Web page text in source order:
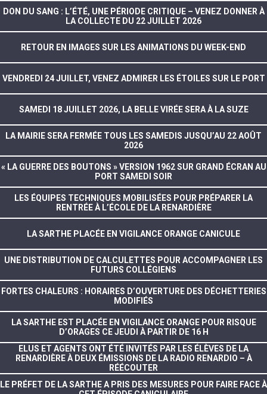
DON DU SANG : L’ÉTÉ, UNE PÉRIODE CRITIQUE – VENEZ DONNER À
LA COLLECTE DU 22 JUILLET 2026
RETOUR EN IMAGES SUR LES ANIMATIONS DU WEEK-END
VENDREDI 24 JUILLET, VENEZ ADMIRER LES ÉTOILES SUR LE PORT
SAMEDI 18 JUILLET 2026, LA BELLE VIRÉE SERA À LA SUZE
LA MAIRIE SERA FERMÉE TOUS LES SAMEDIS JUSQU’AU 22 AOÛT
2026
« LA GUERRE DES BOUTONS » VERSION 1962 SUR GRAND ÉCRAN AU
PORT SAMEDI SOIR
LES ÉQUIPES TECHNIQUES MOBILISÉES POUR PRÉPARER LA
RENTRÉE À L’ÉCOLE DE LA RENARDIÈRE
LA SARTHE PLACÉE EN VIGILANCE ORANGE CANICULE
UNE DISTRIBUTION DE CALCULETTES POUR ACCOMPAGNER LES
FUTURS COLLÉGIENS
FORTES CHALEURS : HORAIRES D’OUVERTURE DES DÉCHETTERIES
MODIFIÉS
LA SARTHE EST PLACÉE EN VIGILANCE ORANGE POUR RISQUE
D’ORAGES CE JEUDI À PARTIR DE 16 H
ELUS ET AGENTS ONT ÉTÉ INVITÉS PAR LES ÉLÈVES DE LA
RENARDIÈRE À DEUX ÉMISSIONS DE LA RADIO RENARDIO – À
RÉÉCOUTER
LE PRÉFET DE LA SARTHE A PRIS DES MESURES POUR FAIRE FACE À